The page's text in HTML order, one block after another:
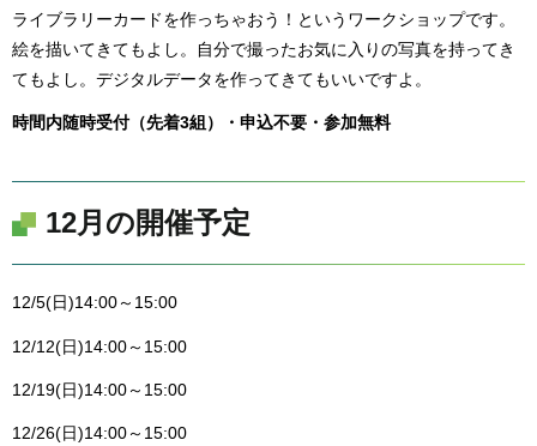
ライブラリーカードを作っちゃおう！というワークショップです。
絵を描いてきてもよし。自分で撮ったお気に入りの写真を持ってき
てもよし。デジタルデータを作ってきてもいいですよ。
時間内随時受付（先着3組）・申込不要・参加無料
12月の開催予定
12/5(日)14:00～15:00
12/12(日)14:00～15:00
12/19(日)14:00～15:00
12/26(日)14:00～15:00